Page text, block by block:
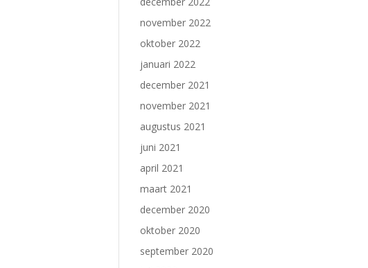
november 2022
oktober 2022
januari 2022
december 2021
november 2021
augustus 2021
juni 2021
april 2021
maart 2021
december 2020
oktober 2020
september 2020